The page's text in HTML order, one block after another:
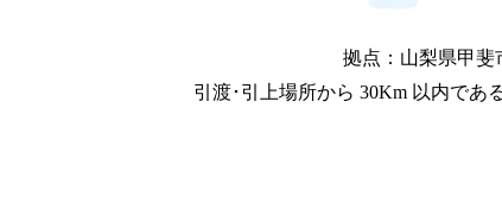
拠点：山梨県甲斐
引渡･引上場所から 30Km 以内であ